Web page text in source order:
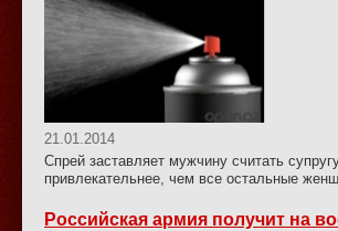
21.01.2014
Спрей заставляет мужчину считать
привлекательнее, чем все остальные
Российская армия получит на